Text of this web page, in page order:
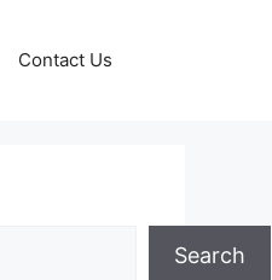
Contact Us
Search